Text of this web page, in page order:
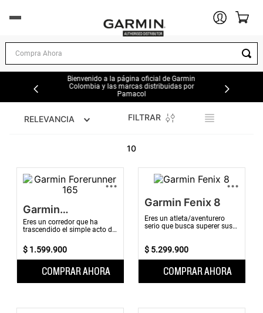
DEPORTES Y EJERCICIO
EXPLORACION AL AIRE LIBRE
AVIACIÓN
TIENDAS GARMIN
Bienvenido a la página oficial de Garmin
Colombia y las marcas distribuidas por
Pamacol
RELEVANCIA FILTRAR
10
...
Garmin
Forerunner 165
Eres un corredor que ha
trascendido el simple acto de
entrenar de forma
excepcional. Con un...
$ 1.599.900
COMPRAR AHORA
...
Garmin Fenix 8
Eres un atleta/aventurero
serio que busca superer sus
que o...
$ 5.299.900
COMPRAR AHORA